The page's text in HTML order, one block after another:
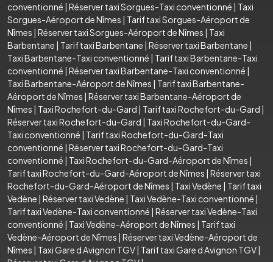
conventionné | Réserver taxi Sorgues-Taxi conventionné | Taxi
Sorgues-Aéroport de Nîmes | Tarif taxi Sorgues-Aéroport de
Nîmes | Réserver taxi Sorgues-Aéroport de Nîmes | Taxi
Barbentane | Tarif taxi Barbentane | Réserver taxi Barbentane |
Taxi Barbentane-Taxi conventionné | Tarif taxi Barbentane-Taxi
conventionné | Réserver taxi Barbentane-Taxi conventionné |
Taxi Barbentane-Aéroport de Nîmes | Tarif taxi Barbentane-
Aéroport de Nîmes | Réserver taxi Barbentane-Aéroport de
Nîmes | Taxi Rochefort-du-Gard | Tarif taxi Rochefort-du-Gard |
Réserver taxi Rochefort-du-Gard | Taxi Rochefort-du-Gard-
Taxi conventionné | Tarif taxi Rochefort-du-Gard-Taxi
conventionné | Réserver taxi Rochefort-du-Gard-Taxi
conventionné | Taxi Rochefort-du-Gard-Aéroport de Nîmes |
Tarif taxi Rochefort-du-Gard-Aéroport de Nîmes | Réserver taxi
Rochefort-du-Gard-Aéroport de Nîmes | Taxi Vedène | Tarif taxi
Vedène | Réserver taxi Vedène | Taxi Vedène-Taxi conventionné |
Tarif taxi Vedène-Taxi conventionné | Réserver taxi Vedène-Taxi
conventionné | Taxi Vedène-Aéroport de Nîmes | Tarif taxi
Vedène-Aéroport de Nîmes | Réserver taxi Vedène-Aéroport de
Nîmes | Taxi Gare d Avignon TGV| Tarif taxi Gare d Avignon TGV|